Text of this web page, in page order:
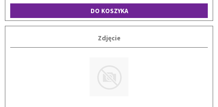
DO KOSZYKA
Zdjęcie